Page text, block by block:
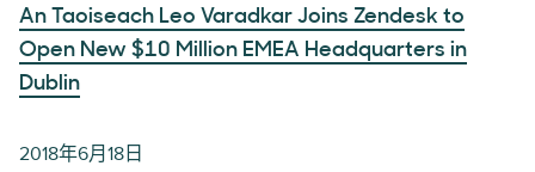
An Taoiseach Leo Varadkar Joins Zendesk to
Open New $10 Million EMEA Headquarters in
Dublin
2018年6月18日